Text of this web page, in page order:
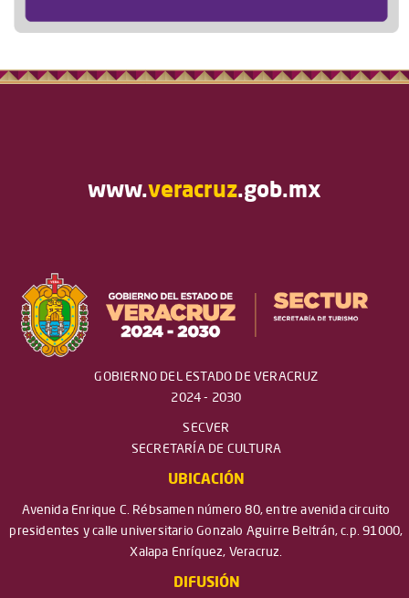
www.veracruz.gob.mx
GOBIERNO DEL ESTADO DE VERACRUZ
2024 - 2030
SECVER
SECRETARÍA DE CULTURA
UBICACIÓN
Avenida Enrique C. Rébsamen número 80, entre avenida circuito
presidentes y calle universitario Gonzalo Aguirre Beltrán, c.p. 91000,
Xalapa Enríquez, Veracruz.
DIFUSIÓN